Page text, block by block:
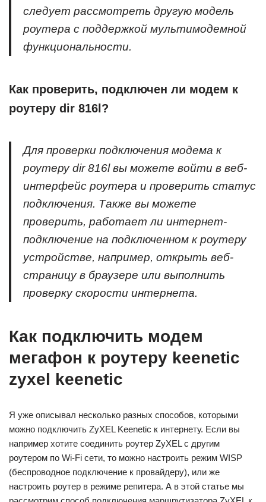
следует рассмотреть другую модель
роутера с поддержкой мультимодемной
функциональности.
Как проверить, подключен ли модем к
роутеру dir 816l?
Для проверки подключения модема к
роутеру dir 816l вы можете войти в веб-
интерфейс роутера и проверить статус
подключения. Также вы можете
проверить, работает ли интернет-
подключение на подключенном к роутеру
устройстве, например, открыть веб-
страницу в браузере или выполнить
проверку скорости интернета.
Как подключить модем
мегафон к роутеру keenetic
zyxel keenetic
Я уже описывал несколько разных способов, которыми
можно подключить ZyXEL Keenetic к интернету. Если вы
например хотите соединить роутер ZyXEL с другим
роутером по Wi-Fi сети, то можно настроить режим WISP
(беспроводное подключение к провайдеру), или же
настроить роутер в режиме репитера. А в этой статье мы